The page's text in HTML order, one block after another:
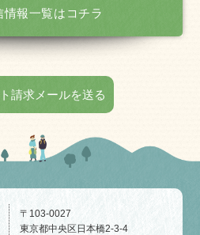
情報一覧はコチラ
請求メールを送る
〒103-0027
東京都中央区日本橋2-3-4